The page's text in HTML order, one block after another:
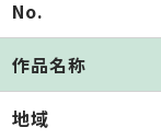
No.
作品名称
地域